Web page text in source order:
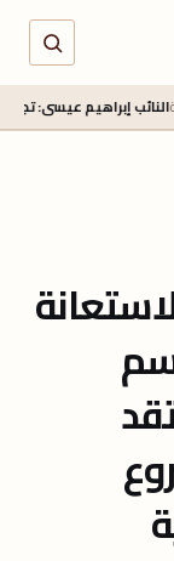
الزراعية 6.2 مليون طن يعكس قوة القطاع الزراعي ونجاح جهود الدولة في فتح